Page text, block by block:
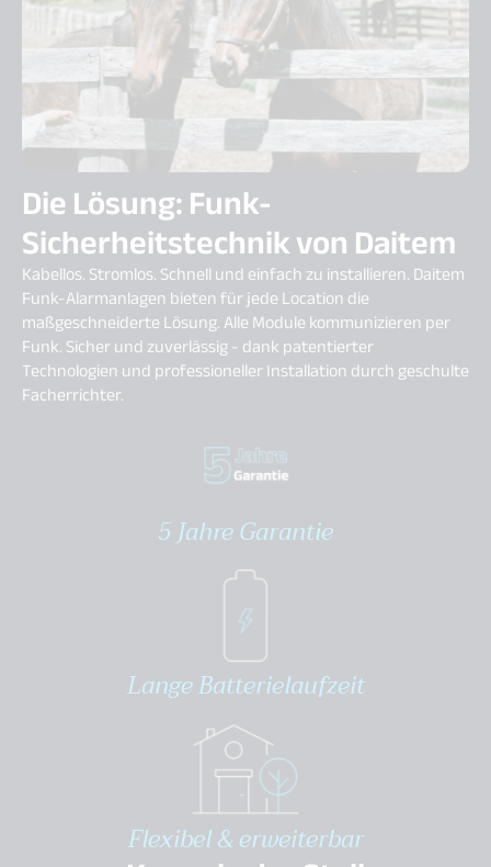
Die Lösung: Funk-
Sicherheitstechnik von Daitem
Kabellos. Stromlos. Schnell und einfach zu installieren. Daitem
Funk-Alarmanlagen bieten für jede Location die
maßgeschneiderte Lösung. Alle Module kommunizieren per
Funk. Sicher und zuverlässig - dank patentierter
Technologien und professioneller Installation durch geschulte
Facherrichter.
5 Jahre Garantie
Lange Batterielaufzeit
Flexibel & erweiterbar